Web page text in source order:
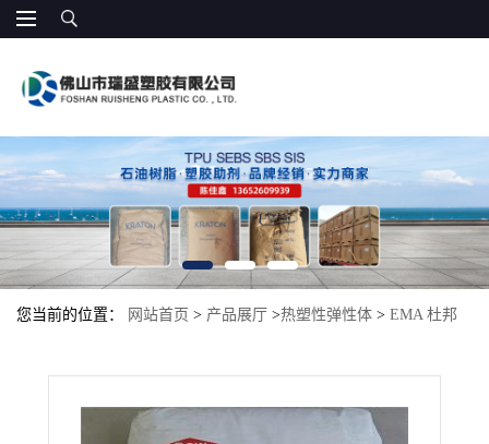
您当前的位置： 网站首页 > 产品展厅 >热塑性弹性体 > EMA 杜邦